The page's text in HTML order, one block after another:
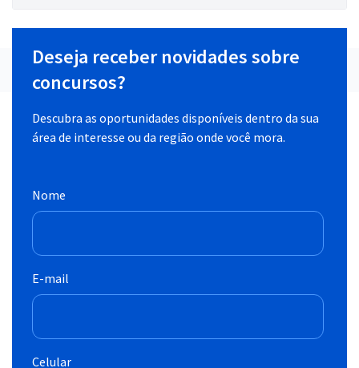
Deseja receber novidades sobre
concursos?
Descubra as oportunidades disponíveis dentro da sua
área de interesse ou da região onde você mora.
Nome
E-mail
Celular